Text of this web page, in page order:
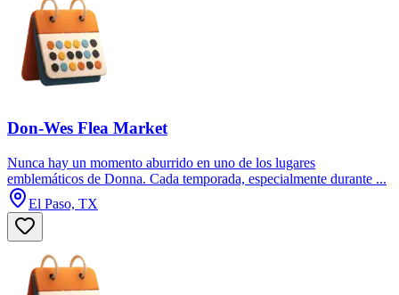
Don-Wes Flea Market
Nunca hay un momento aburrido en uno de los lugares
emblemáticos de Donna. Cada temporada, especialmente durante ...
El Paso, TX